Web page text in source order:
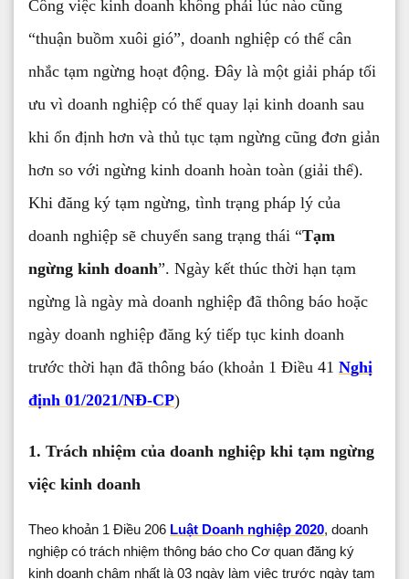
Công việc kinh doanh không phải lúc nào cũng
“thuận buồm xuôi gió”, doanh nghiệp có thể cân
nhắc tạm ngừng hoạt động. Đây là một giải pháp tối
ưu vì doanh nghiệp có thể quay lại kinh doanh sau
khi ổn định hơn và thủ tục tạm ngừng cũng đơn giản
hơn so với ngừng kinh doanh hoàn toàn (giải thể).
Khi đăng ký tạm ngừng, tình trạng pháp lý của
doanh nghiệp sẽ chuyển sang trạng thái “Tạm
ngừng kinh doanh”. Ngày kết thúc thời hạn tạm
ngừng là ngày mà doanh nghiệp đã thông báo hoặc
ngày doanh nghiệp đăng ký tiếp tục kinh doanh
trước thời hạn đã thông báo (khoản 1 Điều 41 Nghị
định 01/2021/NĐ-CP)
1. Trách nhiệm của doanh nghiệp khi tạm ngừng
việc kinh doanh
Theo khoản 1 Điều 206 Luật Doanh nghiệp 2020, doanh
nghiệp có trách nhiệm thông báo cho Cơ quan đăng ký
kinh doanh chậm nhất là 03 ngày làm việc trước ngày tạm